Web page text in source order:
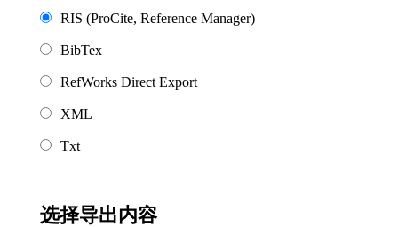
RIS (ProCite, Reference Manager)
BibTex
RefWorks Direct Export
XML
Txt
选择导出内容